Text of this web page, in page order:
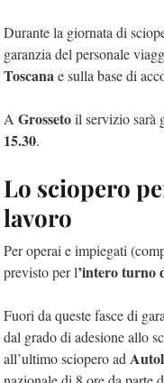
Durante la giornata di
garanzia del personale
Toscanae sulla base di
A Grossetoil servizio sarà
15.30.
Lo sciopero
lavoro
Per operai e impiegati
previsto per l’intero turno
Fuori da queste fasce di
dal grado di adesione allo
all’ultimo sciopero ad